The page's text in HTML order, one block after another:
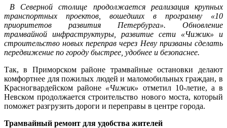
В Северной столице продолжается реализация крупных
транспортных проектов, вошедших в программу «10
приоритетов развития Петербурга». Обновление
трамвайной инфраструктуры, развитие сети «Чижик» и
строительство новых переправ через Неву призваны сделать
передвижение по городу быстрее, удобнее и безопаснее.
Так, в Приморском районе трамвайные остановки делают
комфортнее для пожилых людей и маломобильных граждан, в
Красногвардейском районе «Чижик» отметил 10-летие, а в
Невском продолжается строительство нового моста, который
поможет разгрузить дороги и переправы в центре города.
Трамвайный ремонт для удобства жителей